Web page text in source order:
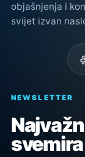
objašnjenja i
svijet izvan
NEWSLETTER